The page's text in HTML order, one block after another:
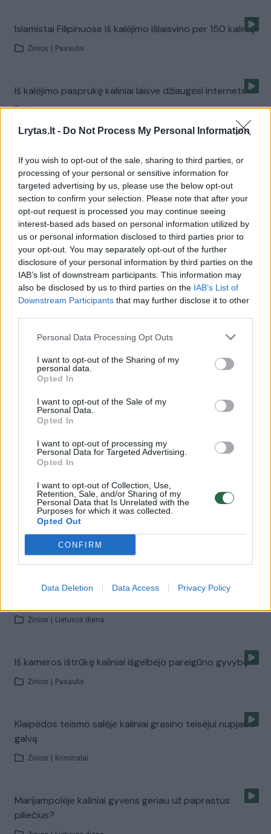
Lrytas.lt - Do Not Process My Personal Information
If you wish to opt-out of the sale, sharing to third parties, or
processing of your personal or sensitive information for
targeted advertising by us, please use the below opt-out
section to confirm your selection. Please note that after your
opt-out request is processed you may continue seeing
interest-based ads based on personal information utilized by
us or personal information disclosed to third parties prior to
your opt-out. You may separately opt-out of the further
disclosure of your personal information by third parties on the
IAB’s list of downstream participants. This information may
also be disclosed by us to third parties on the IAB’s List of
Downstream Participants that may further disclose it to other
Personal Data Processing Opt Outs
I want to opt-out of the Sharing of my
personal data.
Opted In
I want to opt-out of the Sale of my
Personal Data.
Opted In
I want to opt-out of processing my
Personal Data for Targeted Advertising.
Opted In
I want to opt-out of Collection, Use,
Retention, Sale, and/or Sharing of my
Personal Data that Is Unrelated with the
Purposes for which it was collected.
Opted Out
CONFIRM
Data Deletion Data Access Privacy Policy
Islamistai Filipinuose iš kalėjimo išlaisvino per 150 kalinių
Žinios Pasaulis
Iš kalėjimo pasprukę kaliniai laisve džiaugėsi internete
Žinios | Pasaulis
Žinios | Pasaulis
Įžūlumas stebina: kaliniai pabėgo per angą tualete
Žinios | Pasaulis
Kiek Lietuvoje kainuoja slapto liudytojo paslaugos? (III)
Laidos 24/7
Išskirtiniai kadrai: Pravieniškių kolonijoje numalšintos
Žinios | Lietuvos diena
Dovana Alytaus kaliniams – paauglių mergaičių šokiai
Žinios | Lietuvos diena
Ar tribunolas gali tapti gelbėjimosi šiaudu kaliniams?
Žinios | Lietuvos diena
Žinios Lietuvos diena
Iš kameros ištrūkę kaliniai išgelbėjo pareigūno gyvybę
Žinios Pasaulis
Klaipėdos teismo salėje kaliniai grasino teisėjui nupjauti
galvą
Žinios Kriminalai
Marijampolėje kaliniai gyvens geriau už paprastus
piliečius?